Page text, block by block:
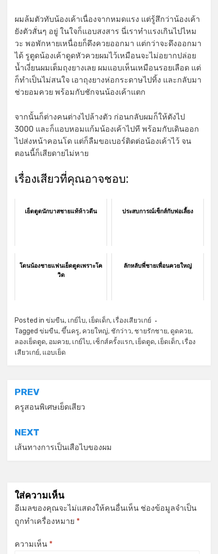
ผมล้มตัวทับน้องเค้าเนื่องจากหมดแรง แต่รู้สึกว่าน้องเค้า
ยังตัวสั่นๆ อยู่ ในใจก็แอบสงสาร นี่เราทำแรงเกินไปไหม
วะ พอพักหายเหนื่อยก็ดึงควยออกมา แต่กว่าจะดึงออกมา
ได้ รูตูดน้องเค้าดูดหัวควยผมไว้เหมือนจะไม่อยากปล่อย
น้ำเงี่ยนผมเต็มถุงยางเลย ผมแอบเห็นเหมือนรอยเลือด แต่
ก็ทำเป็นไม่สนใจ เอาถุงยางห่อกระดาษไปทิ้ง และกลับมา
ช่วยอมควย พร้อมกับชักจนน้องเค้าแตก
จากนั้นก็ต่างคนต่างไปล้างตัว ก่อนกลับผมก็ให้ตังไป
3000 และก็แอบหอมแก้มน้องเค้าไปที พร้อมกับเดินออก
ไปส่งหน้าคอนโด แต่ก็ลืมขอเบอร์ติดต่อน้องเค้าไว้ จน
ตอนนี้ก็เสียดายไม่หาย
เรื่องเสียวที่คุณอาจชอบ:
เย็ดตูดนักบาสชายแท้ห้าวตีน ประสบการณ์เซ็กส์กับพ่อเลี้ยง
โดนน้องชายแฟนเย็ดตูดเพราะโค
วิด
ลักหลับพี่ชายเพื่อนควยใหญ่
Posted in ข่มขืน, เกย์ไบ, เย็ดเด็ก, เรื่องเสียวเกย์
Tagged ข่มขืน,ขึ้นครู, ควยใหญ่, ชักว่าว, ชายรักชาย, ดูดควย,
ลองเย็ดตูด, อมควย, เกย์ไบ, เซ็กส์ครั้งแรก, เย็ดตูด, เย็ดเด็ก, เรื่อง
เสียวเกย์, แอบเย็ด
แนะแนว
เรื่อง
PREV
ครูสอนพิเศษเย็ดเสียว
NEXT
เส้นทางการเป็นเสือไบของผม
ใส่ความเห็น
อีเมลของคุณจะไม่แสดงให้คนอื่นเห็น ช่องข้อมูลจำเป็น
ถูกทำเครื่องหมาย *
ความเห็น *